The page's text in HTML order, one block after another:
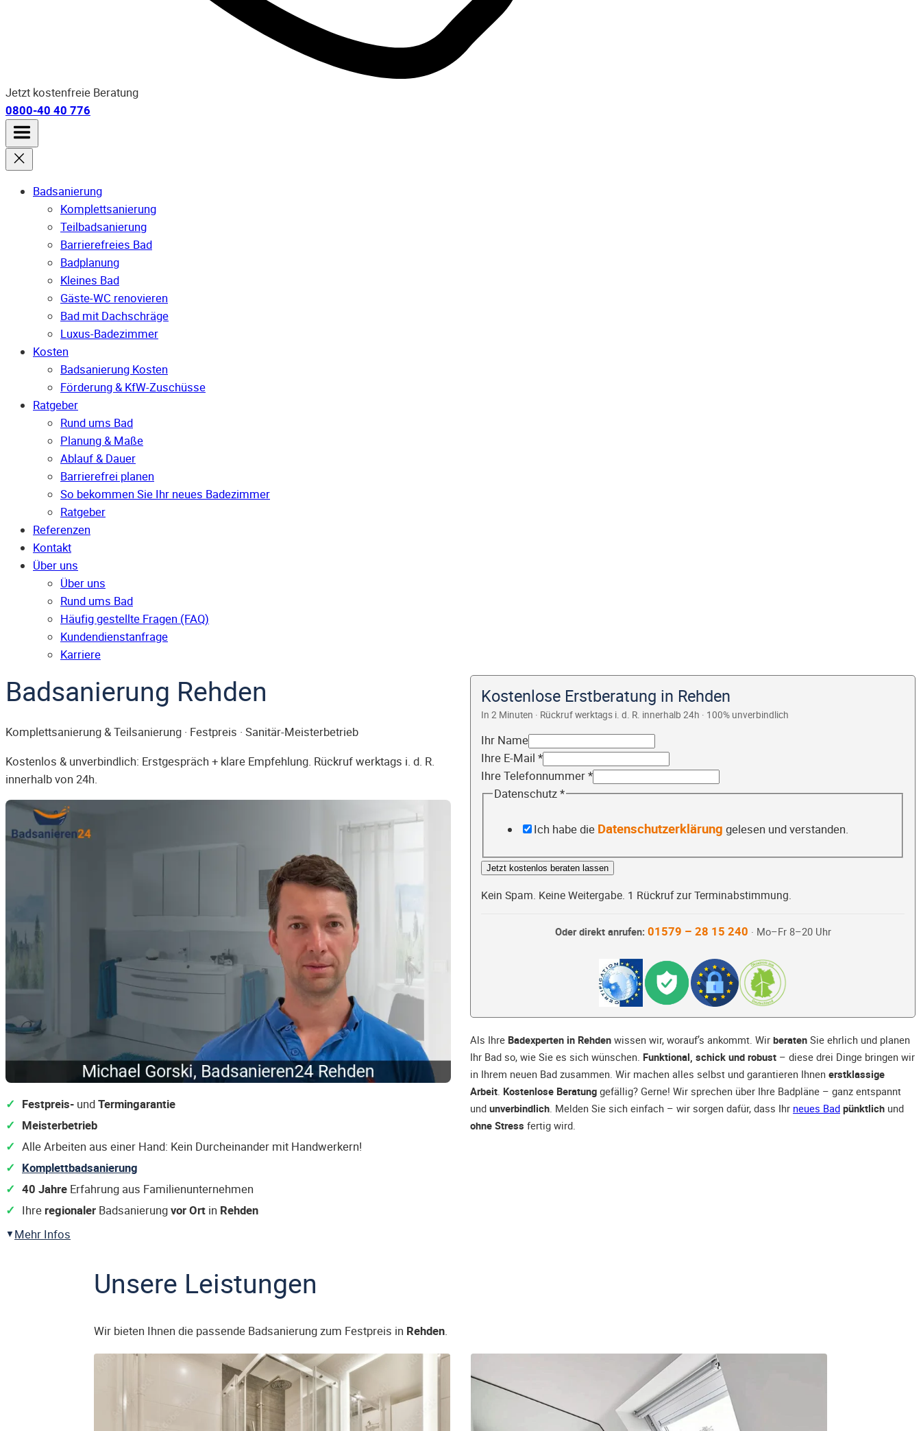
Jetzt kostenfreie Beratung
0800-40 40 776
Badsanierung
Komplettsanierung
Teilbadsanierung
Barrierefreies Bad
Badplanung
Kleines Bad
Gäste-WC renovieren
Bad mit Dachschräge
Luxus-Badezimmer
Kosten
Badsanierung Kosten
Förderung & KfW-Zuschüsse
Ratgeber
Rund ums Bad
Planung & Maße
Ablauf & Dauer
Barrierefrei planen
So bekommen Sie Ihr neues Badezimmer
Ratgeber
Referenzen
Kontakt
Über uns
Über uns
Rund ums Bad
Häufig gestellte Fragen (FAQ)
Kunden­dienst­anfrage
Karriere
Badsanierung Rehden
Komplettsanierung & Teilsanierung · Festpreis · Sanitär-Meisterbetrieb
Kostenlos & unverbindlich: Erstgespräch + klare Empfehlung. Rückruf werktags i. d. R.
innerhalb von 24h.
Festpreis- undTermingarantie
Meisterbetrieb
Alle Arbeiten aus einer Hand: Kein Durcheinander mit Handwerkern!
Komplettbadsanierung
40 Jahre Erfahrung aus Familienunternehmen
Ihre regionaler Badsanierungvor Ort in Rehden
Mehr Infos
Kostenlose Erstberatung in Rehden
In 2 Minuten · Rückruf werktags i. d. R. innerhalb 24h · 100% unverbindlich
Ihr Name
Ihre E-Mail *
Ihre Telefonnummer*
Datenschutz*
Ich habe die Datenschutzerklärung gelesen und verstanden.
Jetzt kostenlos beraten lassen
Kein Spam. Keine Weitergabe. 1 Rückruf zur Terminabstimmung.
Oder direkt anrufen: 01579 – 28 15 240 · Mo–Fr 8–20 Uhr
Als Ihre Badexperten in Rehden wissen wir, worauf’s ankommt. Wir beraten Sie ehrlich und planen
Ihr Bad so, wie Sie es sich wünschen. Funktional, schick und robust – diese drei Dinge bringen wir
in Ihrem neuen Bad zusammen. Wir machen alles selbst und garantieren Ihnen erstklassige
Arbeit. Kostenlose Beratung gefällig? Gerne! Wir sprechen über Ihre Badpläne – ganz entspannt
und unverbindlich. Melden Sie sich einfach – wir sorgen dafür, dass Ihr neues Bad pünktlich und
ohne Stress fertig wird.
Unsere Leistungen
Wir bieten Ihnen die passende Badsanierung zum Festpreis in Rehden.